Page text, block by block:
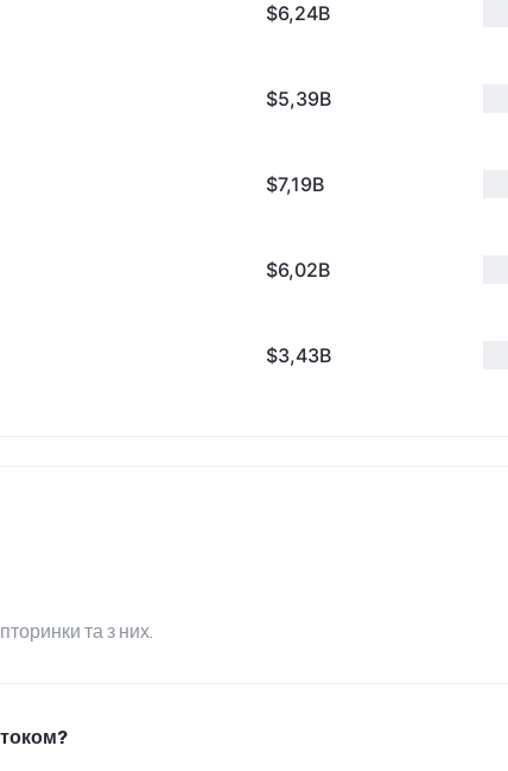
$6,24B
$5,39B
$7,19B
$6,02B
$3,43B
та з них.